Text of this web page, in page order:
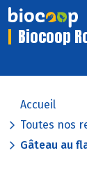
Biocoop
Accueil
Toutes nos
Gâteau au